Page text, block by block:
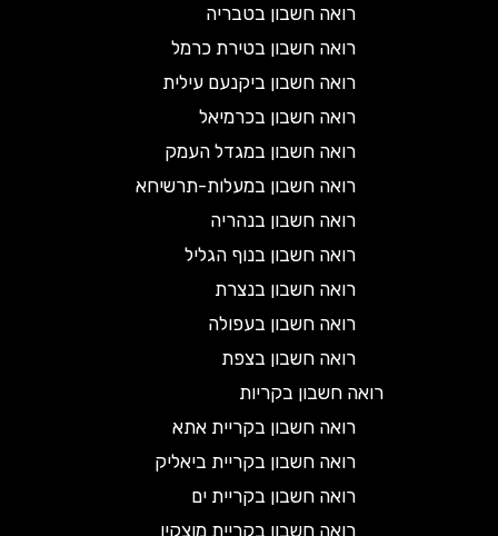
רואה חשבון בטבריה
רואה חשבון בטירת כרמל
רואה חשבון ביקנעם עילית
רואה חשבון בכרמיאל
רואה חשבון במגדל העמק
רואה חשבון במעלות-תרשיחא
רואה חשבון בנהריה
רואה חשבון בנוף הגליל
רואה חשבון בנצרת
רואה חשבון בעפולה
רואה חשבון בצפת
רואה חשבון בקריות
רואה חשבון בקריית אתא
רואה חשבון בקריית ביאליק
רואה חשבון בקריית ים
רואה חשבון בקריית מוצקין